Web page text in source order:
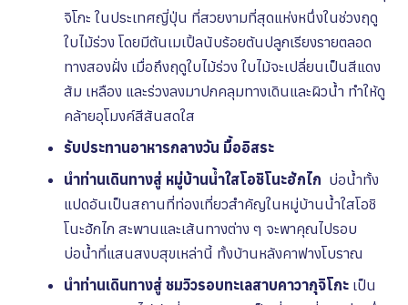
จิโกะ ในประเทศญี่ปุ่น ที่สวยงามที่สุดแห่งหนึ่งในช่วงฤดู
ใบไม้ร่วง โดยมีต้นเมเปิ้ลนับร้อยต้นปลูกเรียงรายตลอด
ทางสองฝั่ง เมื่อถึงฤดูใบไม้ร่วง ใบไม้จะเปลี่ยนเป็นสีแดง
ส้ม เหลือง และร่วงลงมาปกคลุมทางเดินและผิวน้ำ ทำให้ดู
คล้ายอุโมงค์สีสันสดใส
รับประทานอาหารกลางวัน มื้ออิสระ
นำท่านเดินทางสู่ หมู่บ้านน้ำใสโอชิโนะฮักไก บ่อน้ำทั้ง
แปดอันเป็นสถานที่ท่องเที่ยวสำคัญในหมู่บ้านน้ำใสโอชิ
โนะฮักไก สะพานและเส้นทางต่าง ๆ จะพาคุณไปรอบ
บ่อน้ำที่แสนสงบสุขเหล่านี้ ทั้งบ้านหลังคาฟางโบราณ
นำท่านเดินทางสู่ ชมวิวรอบทะเลสาบคาวากุจิโกะ เป็น